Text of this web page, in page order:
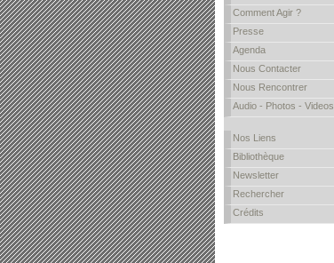
Comment Agir ?
Presse
Agenda
Nous Contacter
Nous Rencontrer
Audio - Photos - Videos
Nos Liens
Bibliothèque
Newsletter
Rechercher
Crédits